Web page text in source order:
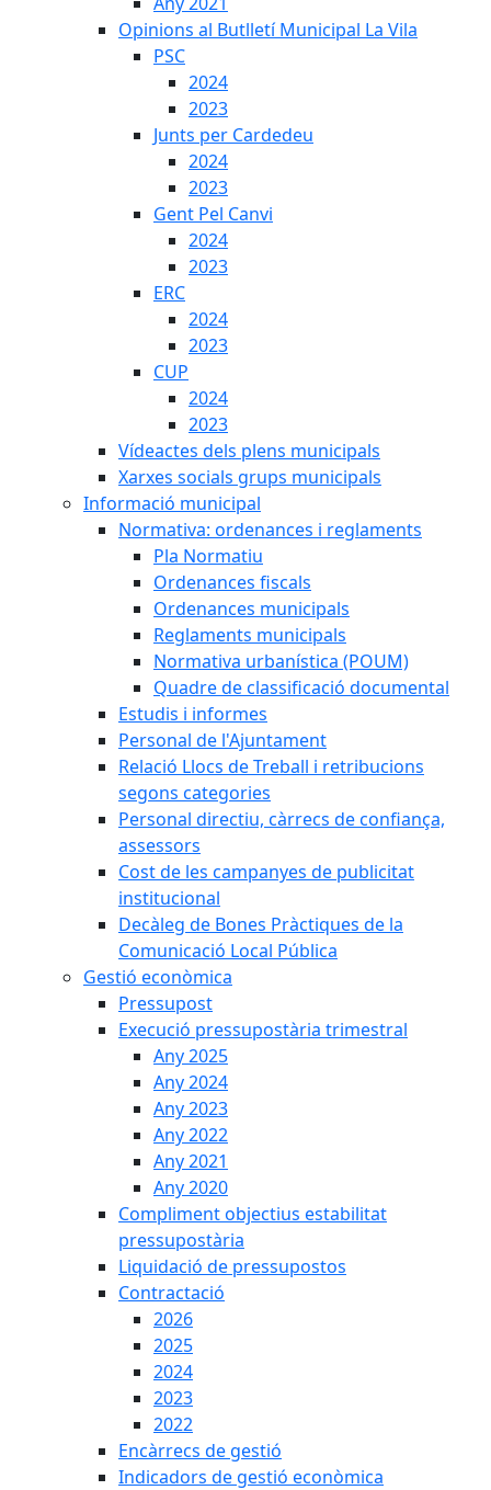
Opinions al Butlletí Municipal La Vila
PSC
2024
2023
Junts per Cardedeu
2024
2023
Gent Pel Canvi
2024
2023
ERC
2024
2023
CUP
2024
2023
Vídeactes dels plens municipals
Xarxes socials grups municipals
Informació municipal
Normativa: ordenances i reglaments
Pla Normatiu
Ordenances fiscals
Ordenances municipals
Reglaments municipals
Normativa urbanística (POUM)
Quadre de classificació documental
Estudis i informes
Personal de l'Ajuntament
Relació Llocs de Treball i retribucions
segons categories
Personal directiu, càrrecs de confiança,
assessors
Cost de les campanyes de publicitat
institucional
Decàleg de Bones Pràctiques de la
Comunicació Local Pública
Gestió econòmica
Pressupost
Execució pressupostària trimestral
Any 2025
Any 2024
Any 2023
Any 2022
Any 2021
Any 2020
Compliment objectius estabilitat
pressupostària
Liquidació de pressupostos
Contractació
2026
2025
2024
2023
2022
Encàrrecs de gestió
Indicadors de gestió econòmica